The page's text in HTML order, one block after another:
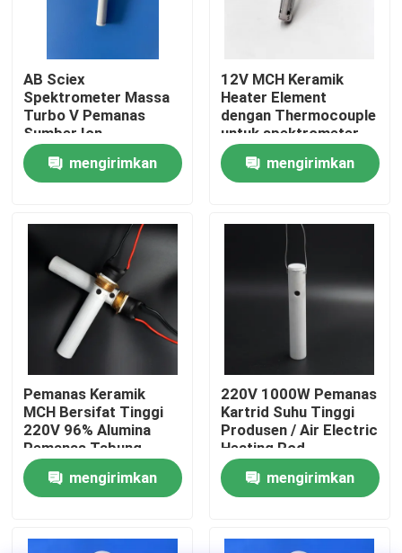
Produk
Video
Tentang kami
Tur Pabrik
Kontrol kualitas
Hubungi kami
Berita
Permintaan Penawaran
AB Sciex
Spektrometer Massa
Turbo V Pemanas
Sumber Ion
mengirimkan
12V MCH Keramik
Heater Element
dengan Thermocouple
untuk spektrometer
massa
mengirimkan
Pemanas Keramik
MCH Bersifat Tinggi
220V 96% Alumina
Pemanas Tabung
Keramik
mengirimkan
220V 1000W Pemanas
Kartrid Suhu Tinggi
Produsen / Air Electric
Heating Rod
mengirimkan